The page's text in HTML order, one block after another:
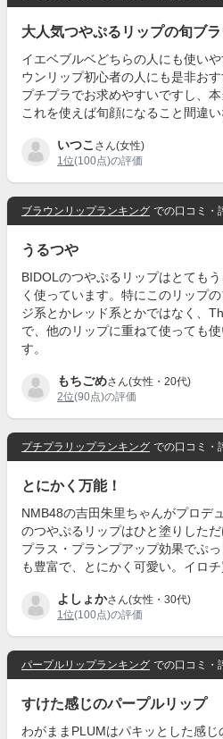
大人気つやぷるリップの旬ブ
イエベブルベどちらの人にも使い
ウンリップ初心者の人にも是非おす
プチプラでお求めやすいですし、
これを使えば旬顔になること間違い
いつこ さん(女性)
1位(100点)の評価
ブラウンリップランキング での口コミ・
うるつや
BIDOLのつやぷるリップはとても
く使っています。特にこのリップ
ジ系とかレッド系とかではなく、
で、他のリップに重ねて使っても
す。
もちごめさん(女性・20代)
2位(90点)の評価
プチプラリップランキング での口コミ・
とにかく万能！
NMB48の吉田朱里ちゃんがプロデ
のつやぷるリップはひと塗りした
プラス・プランプアップ効果でぷ
も豊富で、とにかく可愛い。イロチ
よしょかさん(女性・30代)
1位(100点)の評価
パープルリップランキング での口コミ・
すけた感じのパープルリップ
わがままPLUMはパキッとした感